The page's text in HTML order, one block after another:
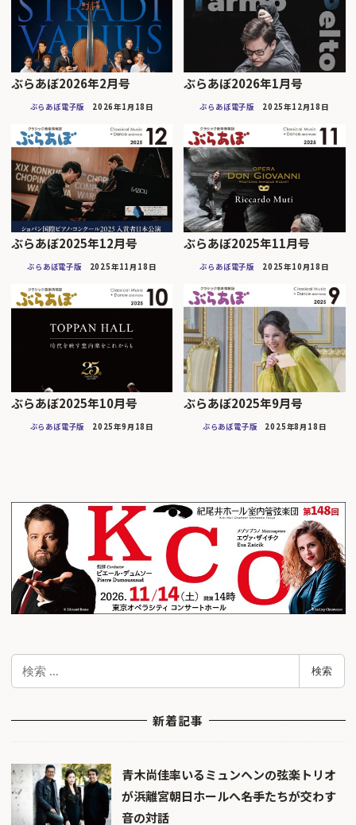
ぶらあぼ2026年2月号
ぶらあぼ電子版 2026年1月18日
ぶらあぼ2026年1月号
ぶらあぼ電子版 2025年12月18日
ぶらあぼ2025年12月号
ぶらあぼ電子版 2025年11月18日
ぶらあぼ2025年11月号
ぶらあぼ電子版 2025年10月18日
ぶらあぼ2025年10月号
ぶらあぼ電子版 2025年9月18日
ぶらあぼ2025年9月号
ぶらあぼ電子版 2025年8月18日
検
検索
新着記事
青木尚佳率いるミュンヘンの弦楽トリオ
が浜離宮朝日ホールへ――名手たちが交わす
音の対話